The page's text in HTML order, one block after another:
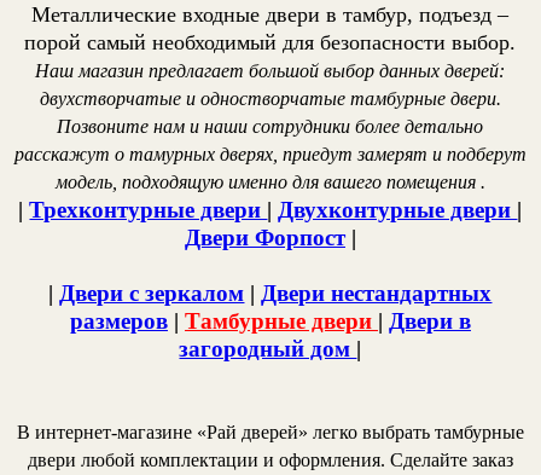
Металлические входные двери в тамбур, подъезд –
порой самый необходимый для безопасности выбор.
Наш магазин предлагает большой выбор данных дверей:
двухстворчатые и одностворчатые тамбурные двери.
Позвоните нам и наши сотрудники более детально
расскажут о тамурных дверях, приедут замерят и подберут
модель, подходящую именно для вашего помещения .
|Трехконтурные двери | Двухконтурные двери |
Двери Форпост|
| Двери с зеркалом | Двери нестандартных
размеров| Тамбурные двери | Двери в
загородный дом |
В интернет-магазине «Рай дверей» легко выбрать тамбурные
двери любой комплектации и оформления. Сделайте заказ